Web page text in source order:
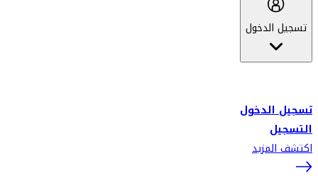
تسجيل الدخول
تسجيل الدخول
التسجيل
اكتشف المزيد